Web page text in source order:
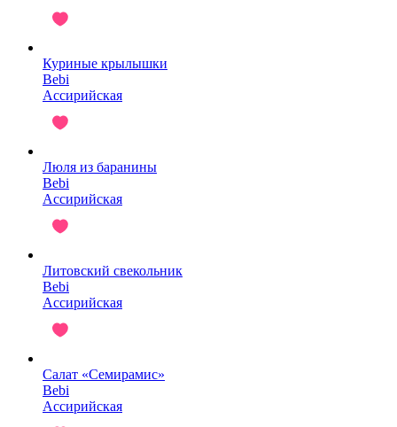
Куриные крылышки
Bebi
Ассирийская
Люля из баранины
Bebi
Ассирийская
Литовский свекольник
Bebi
Ассирийская
Салат «Семирамис»
Bebi
Ассирийская